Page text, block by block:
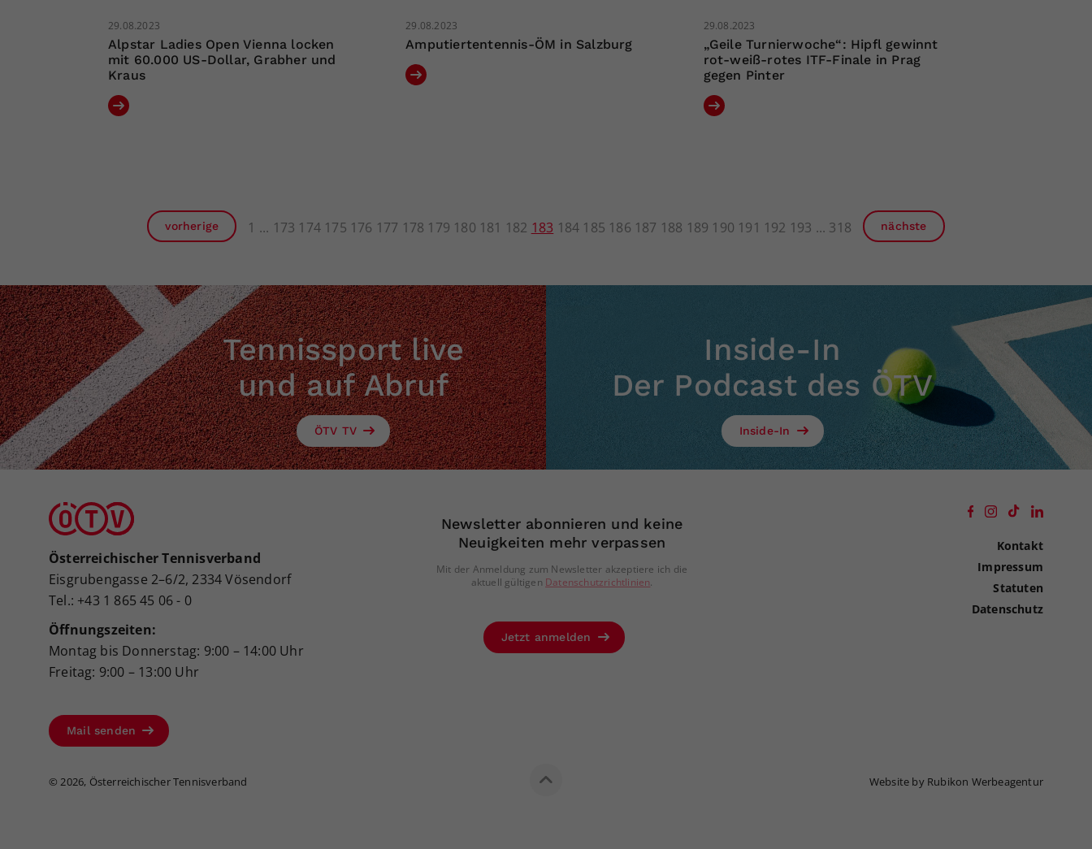
29.08.2023
Alpstar Ladies Open Vienna locken
mit 60.000 US-Dollar, Grabher und
Kraus
29.08.2023
Amputiertentennis-ÖM in Salzburg
29.08.2023
„Geile Turnierwoche“: Hipfl gewinnt
rot-weiß-rotes ITF-Finale in Prag
gegen Pinter
vorherige 1 173 174 175 176 177 178 179 180 181 182 183 184 185 186 187 188 189 190 191 192 193 318 nächste
Tennissport live
und auf Abruf
ÖTV TV
Inside-In
Der Podcast des ÖTV
Inside-In
Österreichischer Tennisverband
Eisgrubengasse 2–6/2, 2334 Vösendorf
Tel.: +43 1 865 45 06 - 0
Öffnungszeiten:
Montag bis Donnerstag: 9:00 – 14:00 Uhr
Freitag: 9:00 – 13:00 Uhr
Mail senden
Newsletter abonnieren und keine
Neuigkeiten mehr verpassen
Mit der Anmeldung zum Newsletter akzeptiere ich die
aktuell gültigen Datenschutzrichtlinien.
Jetzt anmelden
Kontakt
Impressum
Statuten
Datenschutz
© 2026, Österreichischer Tennisverband Website by Rubikon Werbeagentur